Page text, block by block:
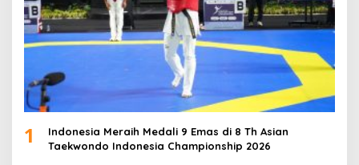
1
Indonesia Meraih Medali 9 Emas di 8 Th Asian
Taekwondo Indonesia Championship 2026